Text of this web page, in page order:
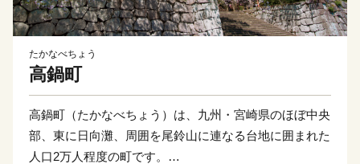
たかなべちょう
高鍋町
高鍋町（たかなべちょう）は、九州・宮崎県のほぼ中央
部、東に日向灘、周囲を尾鈴山に連なる台地に囲まれた
人口2万人程度の町です。